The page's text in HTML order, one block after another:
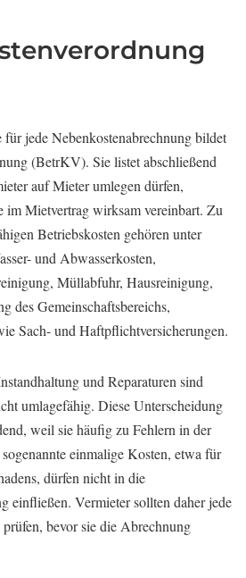
jede Nebenkostenabrechnung bildet
(BetrKV). Sie listet abschließend
auf Mieter umlegen dürfen,
im Mietvertrag wirksam vereinbart. Zu
Betriebskosten gehören unter
und Abwasserkosten,
Müllabfuhr, Hausreinigung,
des Gemeinschaftsbereichs,
Sach- und Haftpflichtversicherungen.
und Reparaturen sind
umlagefähig. Diese Unterscheidung
weil sie häufig zu Fehlern in der
einmalige Kosten, etwa für
dürfen nicht in die
einfließen. Vermieter sollten daher jede
bevor sie die Abrechnung